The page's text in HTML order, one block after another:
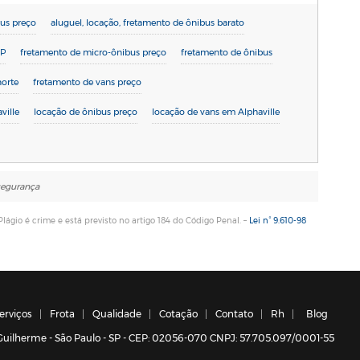
preço aluguel, locação, fretamento de ônibus barato
fretamento de micro-ônibus preço fretamento de ônibus
fretamento de vans preço
locação de ônibus preço locação de vans em Alphaville
é crime e está previsto no artigo 184 do Código Penal. – Lei n° 9.610-98
Frota Qualidade Cotação Contato Rh Blog
- São Paulo - SP - CEP: 02056-070 CNPJ: 57.705.097/0001-55